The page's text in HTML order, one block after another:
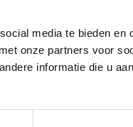
media te bieden en
onze partners voor
informatie die u
is deze